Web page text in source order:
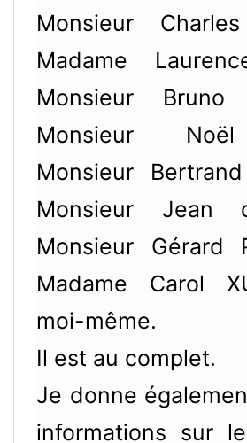
Monsieur
Madame
Monsieur Bruno
Monsieur
Monsieur Bertrand
Monsieur Jean
Monsieur Gérard
Madame Carol
moi-même.
Il est au complet.
Je donne
informations sur